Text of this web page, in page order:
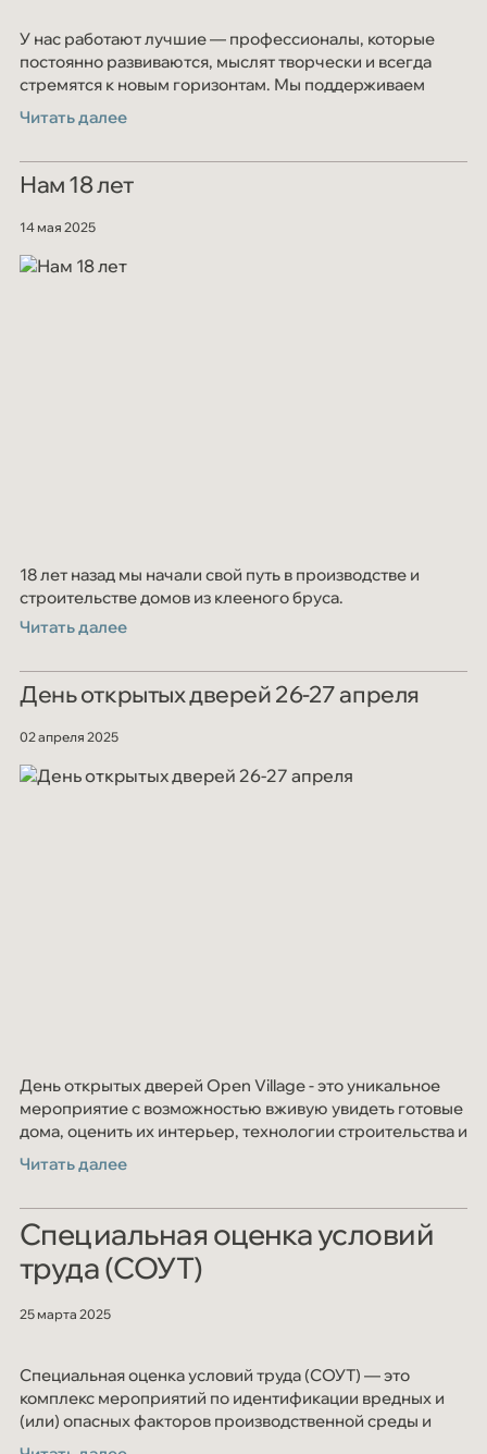
У нас работают лучшие — профессионалы, которые
постоянно развиваются, мыслят творчески и всегда
стремятся к новым горизонтам. Мы поддерживаем
инициативу и верим: где есть движение и развитие —
там и наша компания
Читать далее
Нам 18 лет
14 мая 2025
18 лет назад мы начали свой путь в производстве и
строительстве домов из клееного бруса.
Читать далее
День открытых дверей 26-27 апреля
02 апреля 2025
День открытых дверей Open Village - это уникальное
мероприятие с возможностью вживую увидеть готовые
дома, оценить их интерьер, технологии строительства и
разнообразие планировок.
Читать далее
Специальная оценка условий
труда (СОУТ)
25 марта 2025
Специальная оценка условий труда (СОУТ) — это
комплекс мероприятий по идентификации вредных и
(или) опасных факторов производственной среды и
трудового процесса и оценке уровня их воздействия на